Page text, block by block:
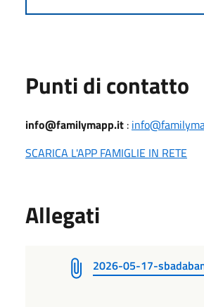
Punti di contatto
info@familymapp.it :
SCARICA L'APP FAMIGLIE IN RETE
Allegati
2026-05-17-